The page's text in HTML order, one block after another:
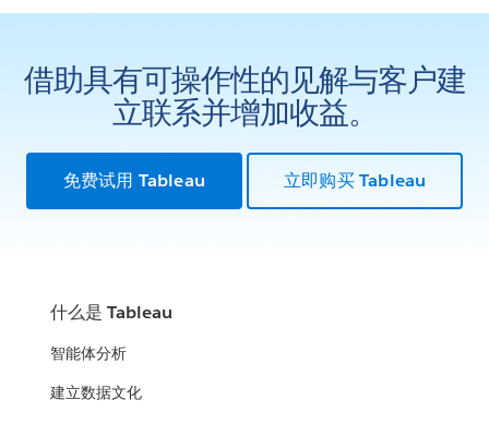
借助具有可操作性的见解与客户建
立联系并增加收益。
免费试用 Tableau 立即购买 Tableau
什么是 Tableau
智能体分析
建立数据文化